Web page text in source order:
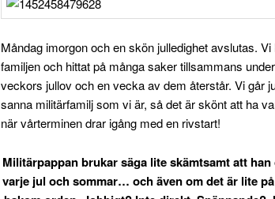
Måndag imorgon och en skön julledighet avslutas.
familjen och hittat på många saker tillsammans
veckors jullov och en vecka av dem återstår. Vi går
sanna militärfamilj som vi är, så det är skönt att ha
när vårterminen drar igång med en rivstart!
Militärpappan brukar säga lite skämtsamt att
varje jul och sommar… och även om det är lite